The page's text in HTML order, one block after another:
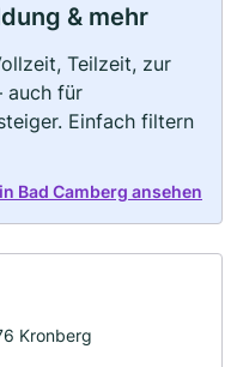
& mehr
Teilzeit, zur
auch für
Einfach filtern
Bad Camberg ansehen
Kronberg